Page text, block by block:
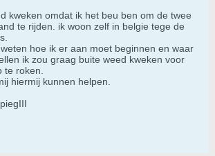
kweken omdat ik het beu ben om de twee
te rijden. ik woon zelf in belgie tege de
hoe ik er aan moet beginnen en waar
ik zou graag buite weed kweken voor
te roken.
hiermij kunnen helpen.